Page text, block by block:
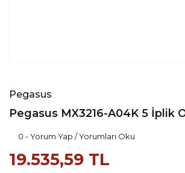
Pegasus
Pegasus MX3216-A04K 5 İplik
0 - Yorum Yap / Yorumları Oku
19.535,59 TL